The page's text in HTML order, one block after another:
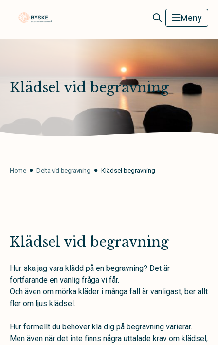
Meny
Klädsel vid begravning
Home Delta vid begravning Klädsel begravning
Klädsel vid begravning
Hur ska jag vara klädd på en begravning? Det är
fortfarande en vanlig fråga vi får.
Och även om mörka kläder i många fall är vanligast, ber allt
fler om ljus klädsel.
Hur formellt du behöver klä dig på begravning varierar.
Men även när det inte finns några uttalade krav om klädsel,